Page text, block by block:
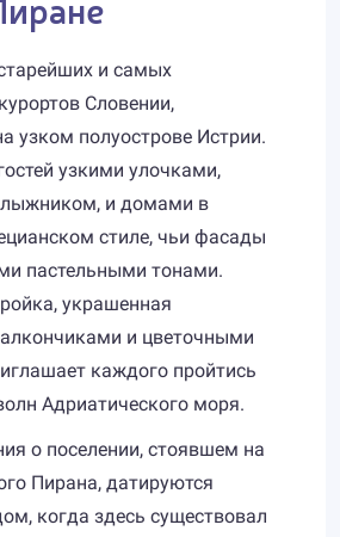
и самых
Словении,
узком полуострове Истрии.
узкими улочками,
и домами в
стиле, чьи фасады
пастельными тонами.
украшенная
и цветочными
каждого пройтись
Адриатического моря.
о поселении, стоявшем на
Пирана, датируются
когда здесь существовал